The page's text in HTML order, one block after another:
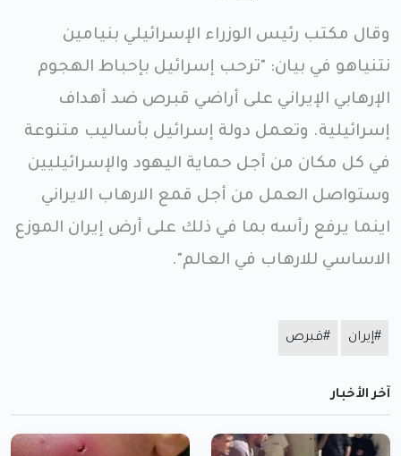
وقال مكتب رئيس الوزراء الإسرائيلي بنيامين
نتنياهو في بيان: "ترحب إسرائيل بإحباط الهجوم
الإرهابي الإيراني على أراضي قبرص ضد أهداف
إسرائيلية. وتعمل دولة إسرائيل بأساليب متنوعة
في كل مكان من أجل حماية اليهود والإسرائيليين
وستواصل العمل من أجل قمع الارهاب الايراني
اينما يرفع رأسه بما في ذلك على أرض إيران الموزع
الاساسي للارهاب في العالم".
#إيران #قبرص
آخر الأخبار